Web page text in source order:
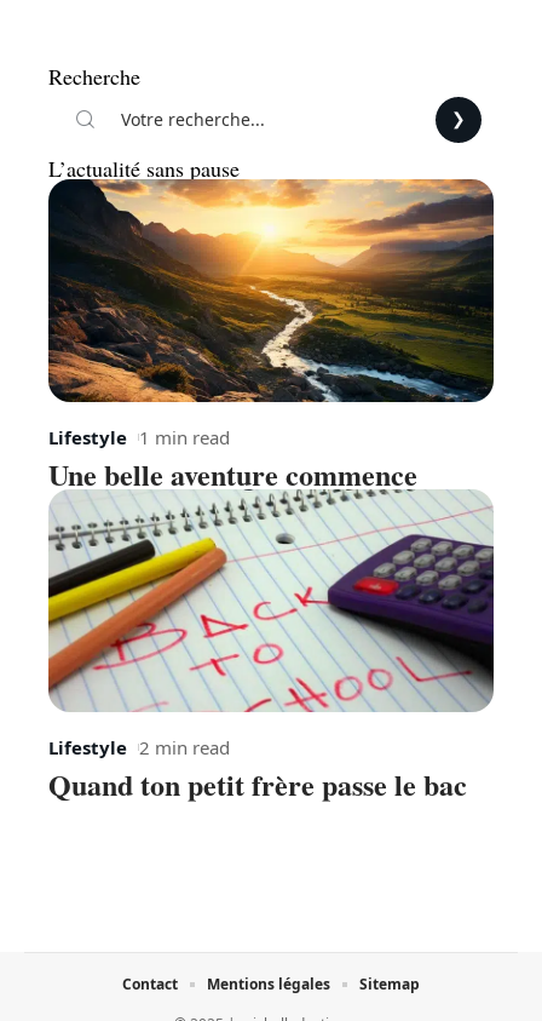
Recherche
L’actualité sans pause
Lifestyle 1 min read
Une belle aventure commence
Lifestyle 2 min read
Quand ton petit frère passe le bac
Contact Mentions légales Sitemap